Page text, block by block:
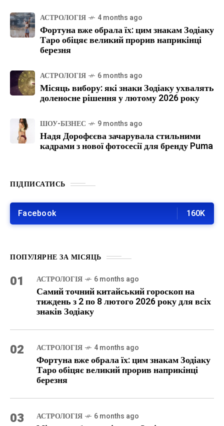
АСТРОЛОГІЯ 4 months ago
Фортуна вже обрала їх: цим знакам Зодіаку
Таро обіцяє великий прорив наприкінці
березня
АСТРОЛОГІЯ 6 months ago
Місяць вибору: які знаки Зодіаку ухвалять
доленосне рішення у лютому 2026 року
ШОУ-БІЗНЕС 9 months ago
Надя Дорофєєва зачарувала стильними
кадрами з нової фотосесії для бренду Puma
ПІДПИСАТИСЬ
Facebook 160K
ПОПУЛЯРНЕ ЗА МІСЯЦЬ
01 АСТРОЛОГІЯ 6 months ago
Самий точний китайський гороскоп на
тиждень з 2 по 8 лютого 2026 року для всіх
знаків Зодіаку
02 АСТРОЛОГІЯ 4 months ago
Фортуна вже обрала їх: цим знакам Зодіаку
Таро обіцяє великий прорив наприкінці
березня
03 АСТРОЛОГІЯ 6 months ago